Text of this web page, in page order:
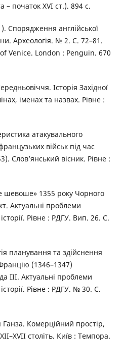
– початок XVI ст.). 894 с.
Спорядження англійської
Археологія. № 2. С. 72–81.
Venice. London : Penguin. 670
Історія Західної
іменах та назвах. Рівне :
атакувального
військ під час
Слов’янський вісник. Рівне :
шевоше» 1355 року Чорного
Актуальні проблеми
Рівне : РДГУ. Вип. 26. С.
планування та здійснення
(1346–1347)
ІІІ. Актуальні проблеми
Рівне : РДГУ. № 30. С.
Комерційний простір,
століть. Київ : Темпора.